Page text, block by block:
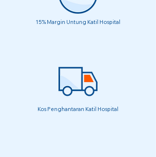
15% Margin Untung Katil Hospital
Kos Penghantaran Katil Hospital